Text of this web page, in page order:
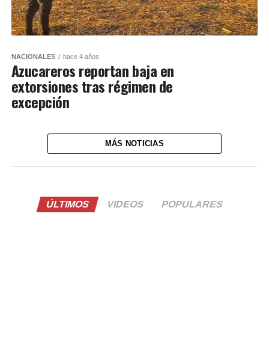
NACIONALES hace 4 años
Azucareros reportan baja en
extorsiones tras régimen de
excepción
MÁS NOTICIAS
ÚLTIMOS VIDEOS POPULARES